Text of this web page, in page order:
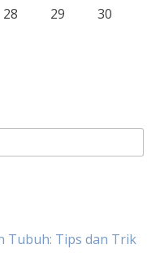
28 29
30
Tubuh: Tips dan Trik